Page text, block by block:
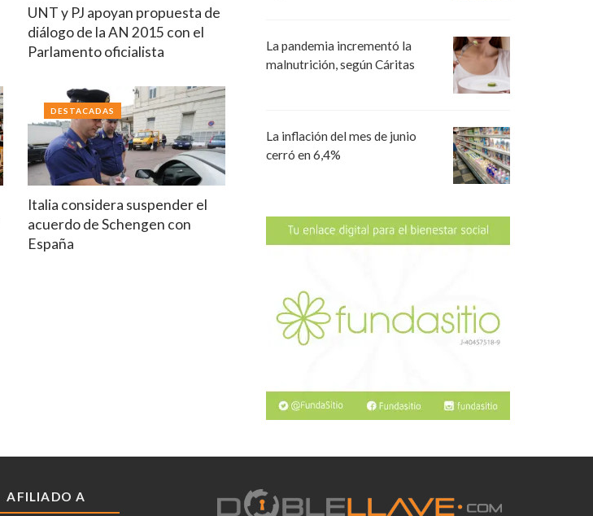
UNT y PJ apoyan propuesta de
diálogo de la AN 2015 con el
Parlamento oficialista
Italia considera suspender el
acuerdo de Schengen con
España
DESTACADAS
La pandemia incrementó la
malnutrición, según Cáritas
La inflación del mes de junio
cerró en 6,4%
AFILIADO A